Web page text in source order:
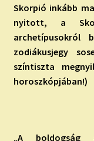
Skorpió inkább
nyitott, a
archetípusokról
zodiákusjegy
színtiszta
horoszkópjában!)
„A boldogság